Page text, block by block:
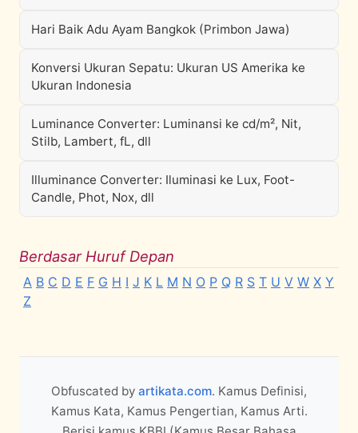
Hari Baik Adu Ayam Bangkok (Primbon Jawa)
Konversi Ukuran Sepatu: Ukuran US Amerika ke
Ukuran Indonesia
Luminance Converter: Luminansi ke cd/m², Nit,
Stilb, Lambert, fL, dll
Illuminance Converter: Iluminasi ke Lux, Foot-
Candle, Phot, Nox, dll
Berdasar Huruf Depan
A B C D E F G H I J K L M N O P Q R S T U V W X Y
Z
Obfuscated by artikata.com. Kamus Definisi,
Kamus Kata, Kamus Pengertian, Kamus Arti.